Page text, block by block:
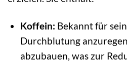
Koffein: Bekannt für
Durchblutung
abzubauen, was zur